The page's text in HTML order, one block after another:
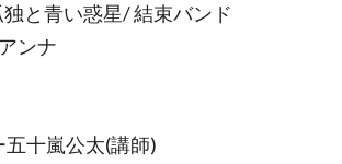
と青い惑星/ 結束バンド
ンナ
十嵐公太(講師)